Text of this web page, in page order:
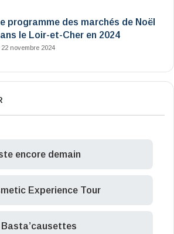
programme des marchés de Noël
le Loir-et-Cher en 2024
22 novembre 2024
encore demain
Experience Tour
Basta’causettes